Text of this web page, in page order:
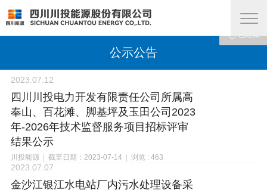
公示公告
2023.07.12
四川川投电力开发有限责任公司所属高
奉山、百花滩、脚基坪及玉田公司2023
年-2026年技术监督服务项目招标评审
结果公示
川投能源 截至日期：2023-07-14 浏览 : 463
已结束
2023.07.07
金沙江银江水电站厂内污水处理设备采
已结束
已结束
已结束
已结束
已结束
已结束
已结束
已结束
已结束